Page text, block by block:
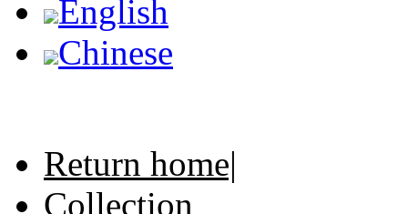
English
Chinese
Return home|
Collection